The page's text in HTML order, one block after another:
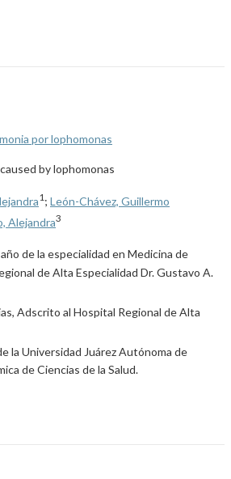
por lophomonas
by lophomonas
1 ; León-Chávez, Guillermo
Alejandra3
de la especialidad en Medicina de
de Alta Especialidad Dr. Gustavo A.
Adscrito al Hospital Regional de Alta
la Universidad Juárez Autónoma de
de Ciencias de la Salud.